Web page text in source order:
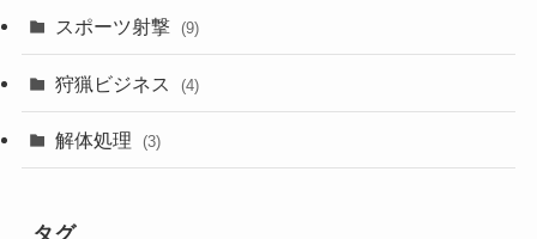
スポーツ射撃 (9)
狩猟ビジネス (4)
解体処理 (3)